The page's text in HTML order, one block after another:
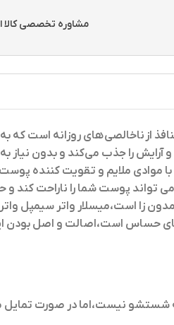
مشاوره تخصصی کالا
از ناخالصی های روزانه است که
آرایش را جذب می‌کند و بدون نیاز
را تا90 درصد افزایش می دهد،این میسلار صورت با موادی ملایم و
تواند پوست شما را ناراحت کند
است،میسلار واتر سیمپل واتر
حساس است،اصالت و اصل
شستشو نیست،اما در صورت تمایل